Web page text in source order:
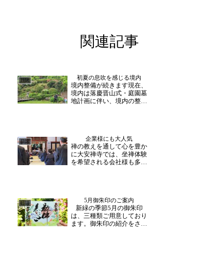
関連記事
日誌 初夏の息吹を感じる境内
境内整備が続きます現在、
境内は落慶晋山式・庭園墓
地計画に伴い、境内の整備
す！爽やかな風に揺れる若
葉や穏やかな陽光に包まれ
た境内の景色は、この時期
な...
日誌 企業様にも大人気
禅の教えを通して心を豊か
に大安禅寺では、坐禅体験
を希望される会社様も多く
さのの中、自分自身と静か
に向き合う時間はなかなか
取れないものですが、自
身...
日誌 5月御朱印のご案内
新緑の季節5月の御朱印
は、三種類ご用意しており
ます。御朱印の紹介をさせ